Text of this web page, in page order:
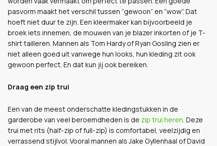
pasvorm maakt het verschil tussen “gewoon” en “wow”. Dat
hoeft niet duur te zijn. Een kleermaker kan bijvoorbeeld je
broek iets innemen, de mouwen van je blazer inkorten of je T-
shirt tailleren. Mannen als Tom Hardy of Ryan Gosling zien er
niet alleen goed uit vanwege hun looks, hun kleding zit ook
gewoon perfect. En dat kun jij ook bereiken.
Draag een zip trui
Een van de meest onderschatte kledingstukken in de
garderobe van veel beroemdheden is de zip trui heren. Deze
trui met rits (half-zip of full-zip) is comfortabel, veelzijdig en
verrassend stijlvol. Vooral mannen als Jake Gyllenhaal of David